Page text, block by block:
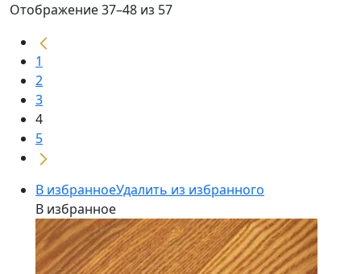
Отображение 37–48 из 57
1
2
3
4
5
В избранноеУдалить из избранного
В избранное